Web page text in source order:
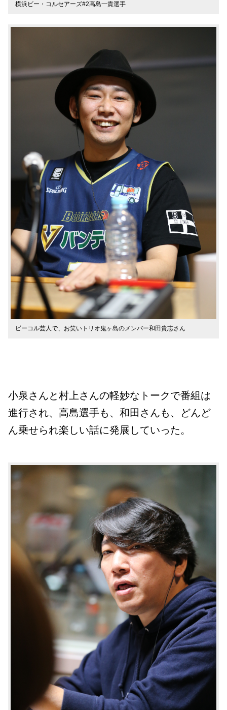
横浜ビー・コルセアーズ#2高島一貴選手
ビーコル芸人で、お笑いトリオ鬼ヶ島のメンバー和田貴志さん
小泉さんと村上さんの軽妙なトークで番組は
進行され、高島選手も、和田さんも、どんど
ん乗せられ楽しい話に発展していった。